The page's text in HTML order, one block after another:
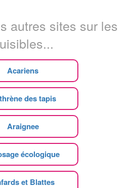
autres sites sur les
Acariens
des tapis
Araignee
écologique
et Blattes